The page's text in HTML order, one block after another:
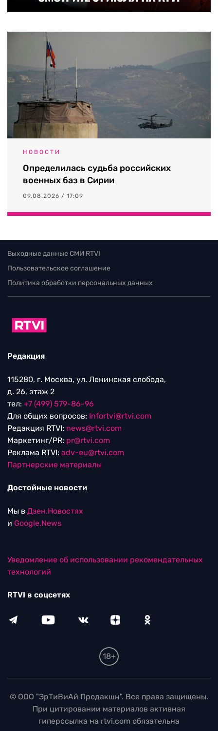
НОВОСТИ
Определилась судьба российских
военных баз в Сирии
09.08.2026 / 17:09
Выходные данные СМИ RTVI
Пользовательское соглашение
Политика обработки персональных данных
Редакция
115280, г. Москва, ул. Ленинская слобода,
д. 26, этаж 2
тел: +7 (499) 579-86-96
Для общих вопросов: Infortvi@rtvi.com
Редакция RTVI: news@rtvi.com
Маркетинг/PR: pr@rtvi.com
Реклама RTVI: adv-eu@rtvi.com
Партнерские материалы
Достойные новости
Мы в Дзен.Новостях
и Google.News
Уведомление об использовании рекомендательных
технологий
RTVI в соцсетях
18+
© ООО "ЭрТиВиАй Продакшн". Все права защищены.
При цитировании материалов активная
гиперссылка на rtvi.com обязательна